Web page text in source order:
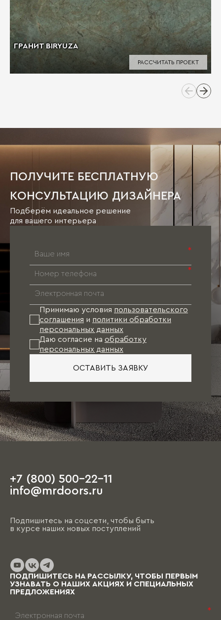
ГРАНИТ BIRYUZA
РАССЧИТАТЬ ПРОЕКТ
ПОЛУЧИТЕ БЕСПЛАТНУЮ
КОНСУЛЬТАЦИЮ ДИЗАЙНЕРА
Подберём идеальное решение
для вашего интерьера
*
*
Принимаю условия пользовательского
соглашения и политики обработки
персональных данных
Даю согласие на обработку
персональных данных
ОСТАВИТЬ ЗАЯВКУ
+7 (800) 500-22-11
info@mrdoors.ru
Подпишитесь на соцсети, чтобы быть
в курсе наших новых поступлений
ПОДПИШИТЕСЬ НА РАССЫЛКУ, ЧТОБЫ ПЕРВЫМ
УЗНАВАТЬ О НАШИХ АКЦИЯХ И СПЕЦИАЛЬНЫХ
ПРЕДЛОЖЕНИЯХ
*